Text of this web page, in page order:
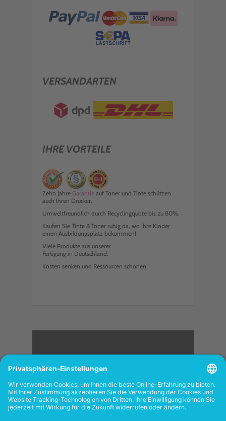
VERSANDARTEN
IHRE VORTEILE
Zehn Jahre Garantie auf Toner und Tinte schützen
auch Ihren Drucker.
Umweltfreundlich durch Recyclingquote bis zu 80%.
Kaufen Sie Tinte & Toner ruhig da, wo Ihre Kinder
einen Ausbildungsplatz bekommen!
Viele Produkte aus unserer
Fertigung in Deutschland.
Kosten senken und Ressourcen schonen.
<
FOLGEN SIE UNS